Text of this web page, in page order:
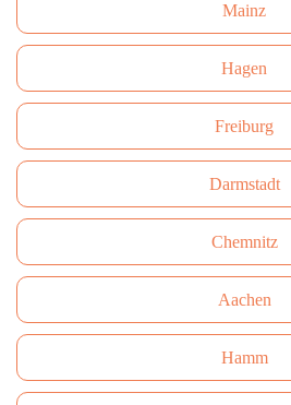
Mainz
Hagen
Freiburg
Darmstadt
Сhemnitz
Aachen
Hamm